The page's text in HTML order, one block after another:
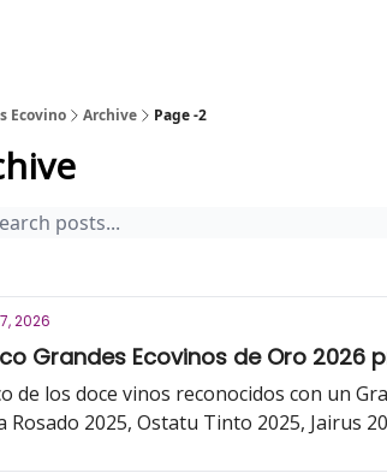
Ecovino Archive Page -2
2026
Grandes Ecovinos de Oro 2026
de los doce vinos reconocidos con un
Rosado 2025, Ostatu Tinto 2025, Jairus